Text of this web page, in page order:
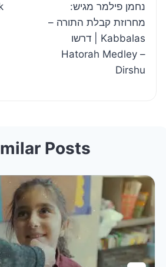
נחמן פילמר מגיש:
מחרוזת קבלת התורה –
דרשו | Kabbalas
Hatorah Medley –
Dirshu
Posts